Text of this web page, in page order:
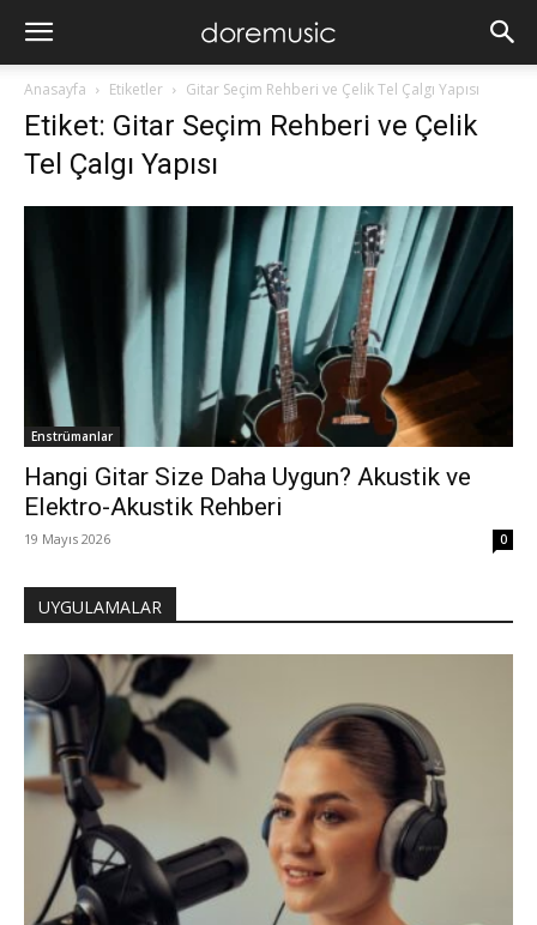
Anasayfa Etiketler Gitar Seçim Rehberi ve Çelik Tel Çalgı Yapısı
Etiket: Gitar Seçim Rehberi ve Çelik
Tel Çalgı Yapısı
Enstrümanlar
Hangi Gitar Size Daha Uygun? Akustik ve
Elektro-Akustik Rehberi
19 Mayıs 2026 0
UYGULAMALAR